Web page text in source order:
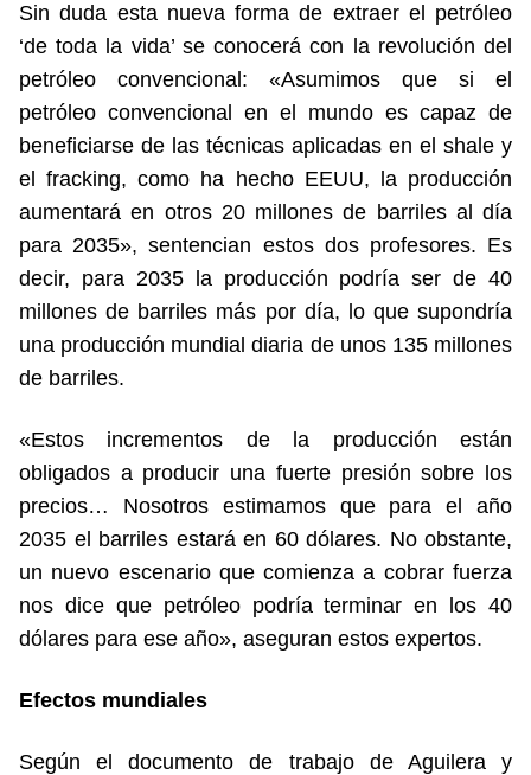
Sin duda esta nueva forma de extraer el petróleo
‘de toda la vida’ se conocerá con la revolución del
petróleo convencional: «Asumimos que si el
petróleo convencional en el mundo es capaz de
beneficiarse de las técnicas aplicadas en el shale y
el fracking, como ha hecho EEUU, la producción
aumentará en otros 20 millones de barriles al día
para 2035», sentencian estos dos profesores. Es
decir, para 2035 la producción podría ser de 40
millones de barriles más por día, lo que supondría
una producción mundial diaria de unos 135 millones
de barriles.
«Estos incrementos de la producción están
obligados a producir una fuerte presión sobre los
precios… Nosotros estimamos que para el año
2035 el barriles estará en 60 dólares. No obstante,
un nuevo escenario que comienza a cobrar fuerza
nos dice que petróleo podría terminar en los 40
dólares para ese año», aseguran estos expertos.
Efectos mundiales
Según el documento de trabajo de Aguilera y